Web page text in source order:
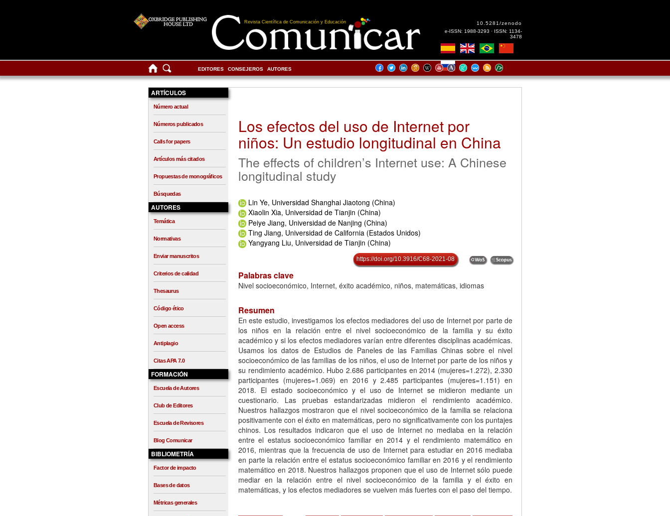
Revista Científica de Comunicación y Educación
10.5281/zenodo
e-ISSN: 1988-3293 · ISSN: 1134-
3478
EDITORES CONSEJEROS AUTORES
ARTÍCULOS
Número actual
Números publicados
Calls for papers
Artículos más citados
Propuestas de monográficos
Búsquedas
AUTORES
Temática
Normativas
Enviar manuscritos
Criterios de calidad
Thesaurus
Código ético
Open access
Antiplagio
Citas APA 7.0
FORMACIÓN
Escuela de Autores
Club de Editores
Escuela de Revisores
Blog Comunicar
BIBLIOMETRÍA
Factor de impacto
Bases de datos
Métricas generales
Los efectos del uso de Internet por
niños: Un estudio longitudinal en China
The effects of children’s Internet use: A Chinese
longitudinal study
Lin Ye, Universidad Shanghai Jiaotong (China)
Xiaolin Xia, Universidad de Tianjin (China)
Peiye Jiang, Universidad de Nanjing (China)
Ting Jiang, Universidad de California (Estados Unidos)
Yangyang Liu, Universidad de Tianjin (China)
https://doi.org/10.3916/C68-2021-08
Palabras clave
Nivel socioeconómico, Internet, éxito académico, niños, matemáticas, idiomas
Resumen
En este estudio, investigamos los efectos mediadores del uso de Internet por parte de
los niños en la relación entre el nivel socioeconómico de la familia y su éxito
académico y si los efectos mediadores varían entre diferentes disciplinas académicas.
Usamos los datos de Estudios de Paneles de las Familias Chinas sobre el nivel
socioeconómico de las familias de los niños, el uso de Internet por parte de los niños y
su rendimiento académico. Hubo 2.686 participantes en 2014 (mujeres=1.272), 2.330
participantes (mujeres=1.069) en 2016 y 2.485 participantes (mujeres=1.151) en
2018. El estado socioeconómico y el uso de Internet se midieron mediante un
cuestionario. Las pruebas estandarizadas midieron el rendimiento académico.
Nuestros hallazgos mostraron que el nivel socioeconómico de la familia se relaciona
positivamente con el éxito en matemáticas, pero no significativamente con los puntajes
chinos. Los resultados indicaron que el uso de Internet no mediaba en la relación
entre el estatus socioeconómico familiar en 2014 y el rendimiento matemático en
2016, mientras que la frecuencia de uso de Internet para estudiar en 2016 mediaba
en parte la relación entre el estatus socioeconómico familiar en 2016 y el rendimiento
matemático en 2018. Nuestros hallazgos proponen que el uso de Internet sólo puede
mediar en la relación entre el nivel socioeconómico de la familia y el éxito en
matemáticas, y los efectos mediadores se vuelven más fuertes con el paso del tiempo.